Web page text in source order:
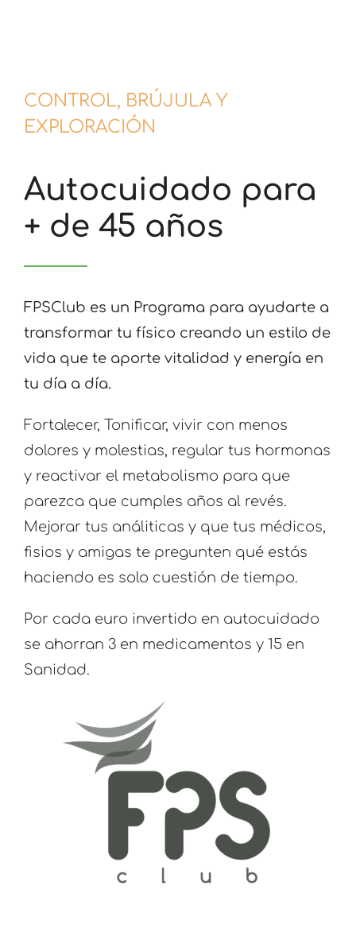
CONTROL, BRÚJULA Y
EXPLORACIÓN
Autocuidado para
+ de 45 años
FPSClub es un Programa para ayudarte a
transformar tu físico creando un estilo de
vida que te aporte vitalidad y energía en
tu día a día.
Fortalecer, Tonificar, vivir con menos
dolores y molestias, regular tus hormonas
y reactivar el metabolismo para que
parezca que cumples años al revés.
Mejorar tus análiticas y que tus médicos,
fisios y amigas te pregunten qué estás
haciendo es solo cuestión de tiempo.
Por cada euro invertido en autocuidado
se ahorran 3 en medicamentos y 15 en
Sanidad.